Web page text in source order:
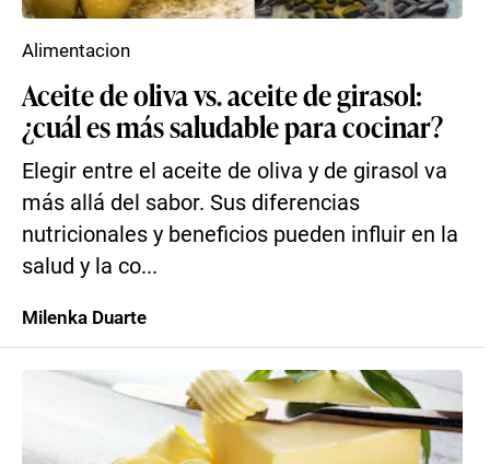
Aceite de oliva vs. aceite de girasol:
¿cuál es más saludable para cocinar?
Elegir entre el aceite de oliva y de girasol va
más allá del sabor. Sus diferencias
nutricionales y beneficios pueden influir en la
salud y la co...
Alimentacion
Milenka Duarte